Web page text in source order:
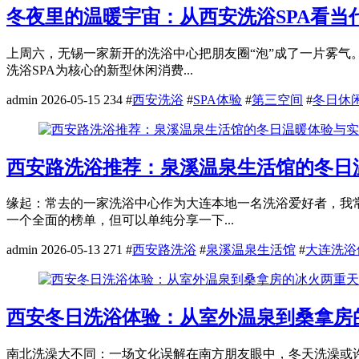
冬夜里的温暖宇宙：从西安洗浴SPA看当
上周六，无锡一家新开的洗浴中心把朋友圈“泡”成了一片雾
洗浴SPA为核心的新型休闲消费...
admin 2026-05-15 234 #西安洗浴 #SPA体验 #第三空间 #冬日休
西安路洗浴推荐：泉溪温泉生活馆的冬
缘起：常去的一家洗浴中心作为大连本地一名洗浴爱好者，
一个全面的榜单，但可以单纯分享一下...
admin 2026-05-13 271 #西安路洗浴 #泉溪温泉生活馆 #大连洗
西安冬日洗浴体验：从室外温泉到桑拿房
南北洗澡大不同：一场文化误解在南方朋友眼中，冬天洗澡